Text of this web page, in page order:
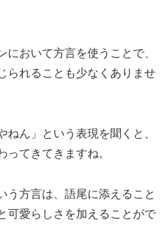
おいて方言を使うことで、
られることも少なくありませ
ん」という表現を聞くと、
ってきてきますね。
う方言は、語尾に添えること
可愛らしさを加えることがで